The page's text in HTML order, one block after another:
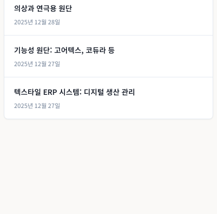
의상과 연극용 원단
2025년 12월 28일
기능성 원단: 고어텍스, 코듀라 등
2025년 12월 27일
텍스타일 ERP 시스템: 디지털 생산 관리
2025년 12월 27일